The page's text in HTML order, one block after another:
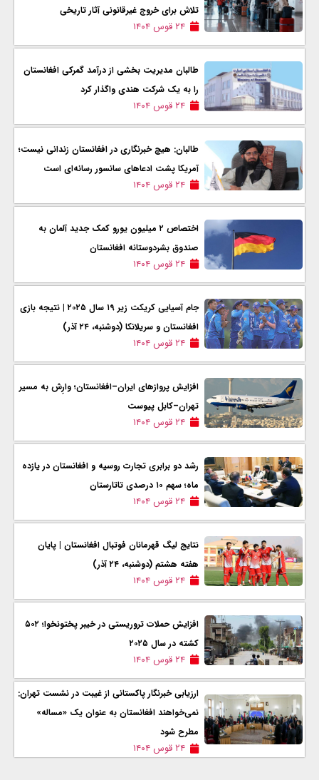
تلاش برای خروج غیرقانونی آثار تاریخی
۲۴ قوس ۱۴۰۴
طالبان مدیریت بخشی از درآمد گمرکی افغانستان
را به یک شرکت هندی واگذار کرد
۲۴ قوس ۱۴۰۴
طالبان: هیچ خبرنگاری در افغانستان زندانی نیست؛
آمریکا پشت ادعاهای سانسور رسانه‌ای است
۲۴ قوس ۱۴۰۴
اختصاص ۲ میلیون یورو کمک جدید آلمان به
صندوق بشردوستانه افغانستان
۲۴ قوس ۱۴۰۴
جام آسیایی کریکت زیر ۱۹ سال ۲۰۲۵ | نتیجه بازی
افغانستان و سریلانکا (دوشنبه، ۲۴ آذر)
۲۴ قوس ۱۴۰۴
افزایش پروازهای ایران–افغانستان؛ وارِش به مسیر
تهران–کابل پیوست
۲۴ قوس ۱۴۰۴
رشد دو برابری تجارت روسیه و افغانستان در یازده
ماه؛ سهم ۱۰ درصدی تاتارستان
۲۴ قوس ۱۴۰۴
نتایج لیگ قهرمانان فوتبال افغانستان | پایان
هفته هشتم (دوشنبه، ۲۴ آذر)
۲۴ قوس ۱۴۰۴
افزایش حملات تروریستی در خیبر پختونخوا؛ ۵۰۲
کشته در سال ۲۰۲۵
۲۴ قوس ۱۴۰۴
ارزیابی خبرنگار پاکستانی از غیبت در نشست تهران:
نمی‌خواهند افغانستان به عنوان یک «مساله»
مطرح شود
۲۴ قوس ۱۴۰۴